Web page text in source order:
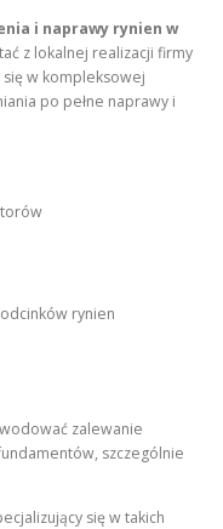
i naprawy rynien w
z lokalnej realizacji firmy
się w kompleksowej
po pełne naprawy i
rynien
zalewanie
szczególnie
się w takich